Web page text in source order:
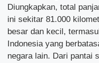
Diungkapkan, total
ini sekitar 81.000
besar dan kecil,
Indonesia yang
negara lain. Dari pantai